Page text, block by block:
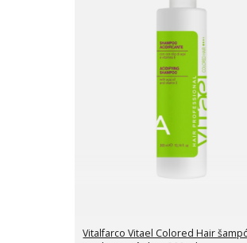
Vitalfarco Vitael Colored Hair